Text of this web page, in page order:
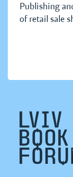
Publishing
of retail sale